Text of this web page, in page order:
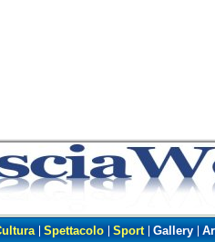
Spettacolo Sport Gallery